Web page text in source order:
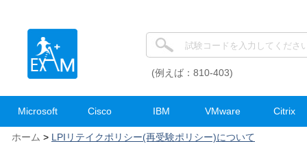
(例えば：810-403)
Microsoft Cisco IBM VMware Citrix
ホーム > LPIリテイクポリシー(再受験ポリシー)について